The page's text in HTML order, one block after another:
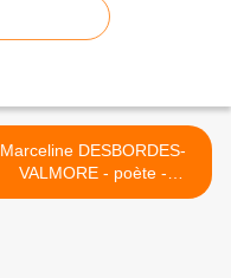
Marceline DESBORDES-
VALMORE - poète -
"L'oreiller d'un enfant" >